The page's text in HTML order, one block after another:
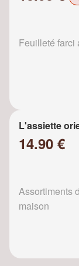
Feuilleté farci
L'assiette
14.90 €
Assortiments
maison